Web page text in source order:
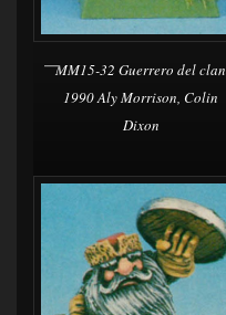
MM15-32 Guerrero del clan
1990 Aly Morrison, Colin
Dixon